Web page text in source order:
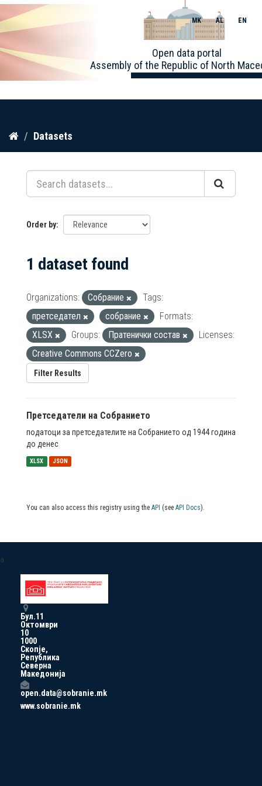
Skip
content
Open data portal
Assembly of the Republic of North
MK AL EN
Datasets
Order by
1 dataset found
Organizations: Собрание
Tags:
претседател
собрание
Formats:
XLSX
Groups: Пратенички состав
Licenses:
Creative Commons CCZero
Filter Results
Претседатели на Собранието
податоци за претседателите на Собранието од 1944 година
до денес
XLSX JSON
You can also access this registry using the API (see API Docs).
a
Бул.11
Октомври
10
1000
Скопје,
Република
Северна
Македонија
open.data@sobranie.mk
www.sobranie.mk